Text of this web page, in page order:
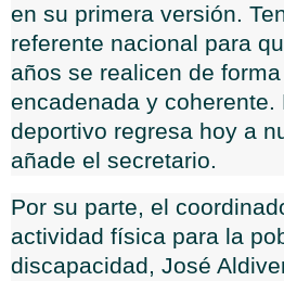
en su primera versión.
referente nacional para
años se realicen de
encadenada y coherente.
deportivo regresa hoy a
añade el secretario.
Por su parte, el
actividad física para la
discapacidad, José